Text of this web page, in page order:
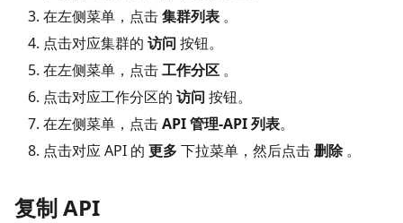
在左侧菜单，点击集群列表 。
点击对应集群的 访问 按钮。
在左侧菜单，点击工作分区 。
点击对应工作分区的 访问 按钮。
在左侧菜单，点击API 管理-API 列表。
点击对应 API 的 更多下拉菜单，然后点击删除。
复制 API